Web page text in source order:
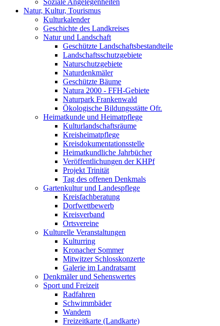
Soziale Angelegenheiten
Natur, Kultur, Tourismus
Kulturkalender
Geschichte des Landkreises
Natur und Landschaft
Geschützte Landschaftsbestandteile
Landschaftsschutzgebiete
Naturschutzgebiete
Naturdenkmäler
Geschützte Bäume
Natura 2000 - FFH-Gebiete
Naturpark Frankenwald
Ökologische Bildungsstätte Ofr.
Heimatkunde und Heimatpflege
Kulturlandschaftsräume
Kreisheimatpflege
Kreisdokumentationsstelle
Heimatkundliche Jahrbücher
Veröffentlichungen der KHPf
Projekt Trinität
Tag des offenen Denkmals
Gartenkultur und Landespflege
Kreisfachberatung
Dorfwettbewerb
Kreisverband
Ortsvereine
Kulturelle Veranstaltungen
Kulturring
Kronacher Sommer
Mitwitzer Schlosskonzerte
Galerie im Landratsamt
Denkmäler und Sehenswertes
Sport und Freizeit
Radfahren
Schwimmbäder
Wandern
Freizeitkarte (Landkarte)